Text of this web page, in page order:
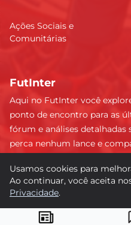
Ações Sociais e
Comunitárias
FutInter
Aqui no FutInter você
ponto de encontro para as
fórum e análises detalhadas
perca nenhum lance e
parte dessa jornada
#Internacional #FutInter
Usamos cookies para
Ao continuar, você aceita
Privacidade.